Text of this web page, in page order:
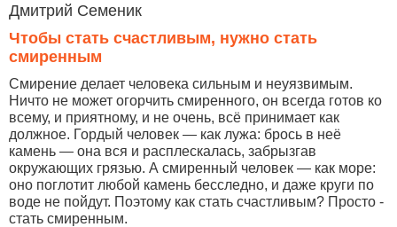
Дмитрий Семеник
Чтобы стать счастливым, нужно стать
смиренным
Смирение делает человека сильным и неуязвимым.
Ничто не может огорчить смиренного, он всегда готов ко
всему, и приятному, и не очень, всё принимает как
должное. Гордый человек — как лужа: брось в неё
камень — она вся и расплескалась, забрызгав
окружающих грязью. А смиренный человек — как море:
оно поглотит любой камень бесследно, и даже круги по
воде не пойдут. Поэтому как стать счастливым? Просто -
стать смиренным.